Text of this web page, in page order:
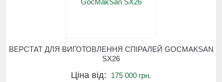
ВЕРСТАТ ДЛЯ ВИГОТОВЛЕННЯ СПІРАЛЕЙ GOCMAKSAN
SX26
Ціна від: 175 000 грн.